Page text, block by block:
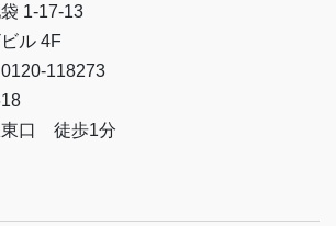
1-17-13
ル 4F
118273
東口 徒歩1分